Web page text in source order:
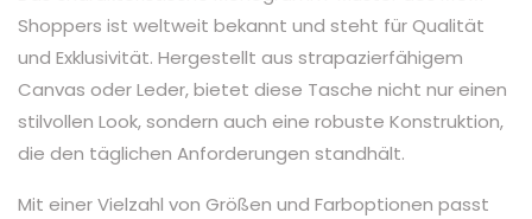
Shoppers ist weltweit bekannt und steht für Qualität
und Exklusivität. Hergestellt aus strapazierfähigem
Canvas oder Leder, bietet diese Tasche nicht nur einen
stilvollen Look, sondern auch eine robuste Konstruktion,
die den täglichen Anforderungen standhält.
Mit einer Vielzahl von Größen und Farboptionen passt